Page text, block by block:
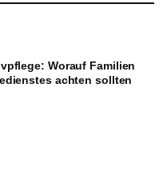
Worauf Familien
achten sollten